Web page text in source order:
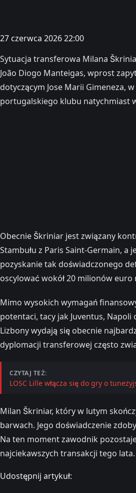
27 czerwca 2026 22:00
Sytuacja transferowa Milana
João Diogo Manteigas, wprost
dotyczącym Jose Marii Gimeneza,
portugalskiego klubu natychmiast
Obecnie Škriniar jest związany
Stambułu z Paris Saint-Germain,
pozyskanie tak doświadczonego
oscylować wokół 20 milionów
Mimo wysokich wymagań
potentaci, tacy jak Juventus, Napoli
Lizbony wydają się obecnie
dyplomacji transferowej często
CZYTAJ TEŻ:
LOSC Lille włącza się do gry o
Milan Škriniar, który w lutym
barwach. Jego doświadczenie
Na ten moment zawodnik
najciekawszych transakcji tego lata.
Udostępnij artykuł: